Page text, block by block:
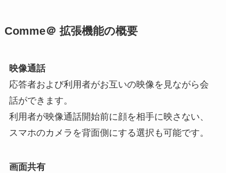
Comme＠ 拡張機能の概要
映像通話
応答者および利用者がお互いの映像を見ながら会
話ができます。
利用者が映像通話開始前に顔を相手に映さない、
スマホのカメラを背面側にする選択も可能です。
画面共有